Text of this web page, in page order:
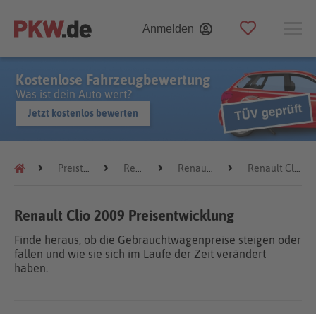
Anmelden
Kostenlose Fahrzeugbewertung
Was ist dein Auto wert?
Jetzt kostenlos bewerten
Preistrends Renault Renault Clio Renault Clio 2009
Renault Clio 2009 Preisentwicklung
Finde heraus, ob die Gebrauchtwagenpreise steigen oder
fallen und wie sie sich im Laufe der Zeit verändert
haben.